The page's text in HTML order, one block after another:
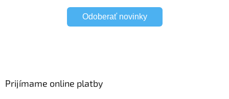
Odoberať novinky
Prijímame online platby